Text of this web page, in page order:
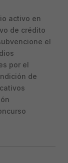
activo en
de crédito
el
por el
de